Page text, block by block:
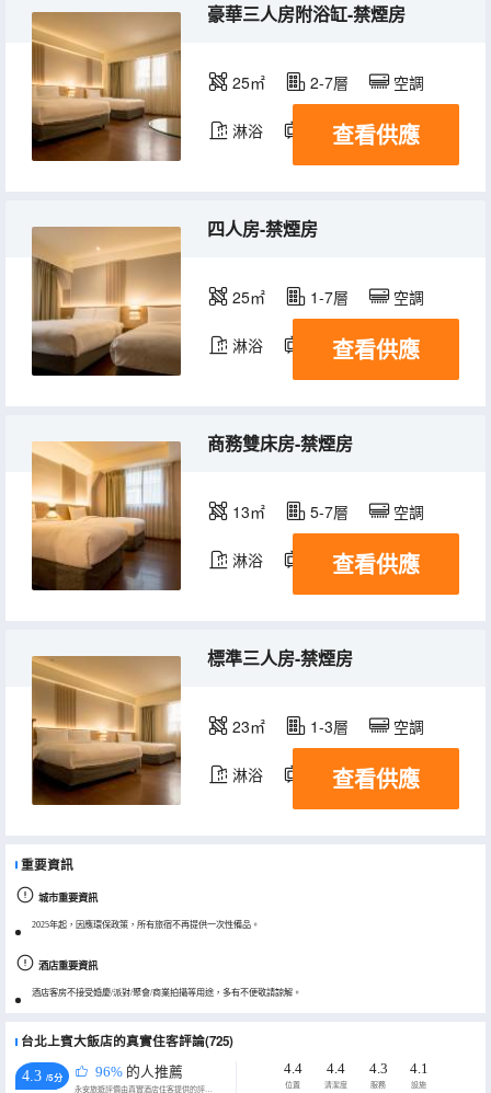
豪華三人房附浴缸-禁煙房
25㎡ 2-7層 空調
淋浴 電視機 冰箱
查看供應
四人房-禁煙房
25㎡ 1-7層 空調
淋浴 電視機 冰箱
查看供應
商務雙床房-禁煙房
13㎡ 5-7層 空調
淋浴 電視機 冰箱
查看供應
標準三人房-禁煙房
23㎡ 1-3層 空調
淋浴 電視機 冰箱
查看供應
重要資訊
城市重要資訊
2025年起，因應環保政策，所有旅宿不再提供一次性備品。
酒店重要資訊
酒店客房不接受婚慶/派對/聚會/商業拍攝等用途，多有不便敬請諒解。
台北上賓大飯店的真實住客評論(725)
4.3 /5分 96% 的人推薦
永安旅遊評價由真實酒店住客提供的評價。
4.4
位置
4.4
清潔度
4.3
服務
4.1
設施